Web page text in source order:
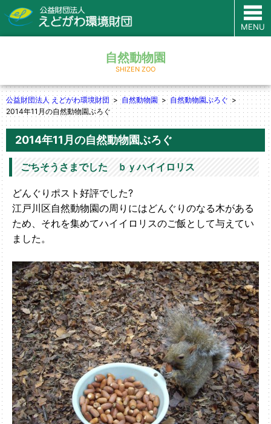
MENU
自然動物園
SHIZEN ZOO
公益財団法人 えどがわ環境財団 自然動物園
自然動物園ぶろぐ
2014年11月の自然動物園ぶろぐ
2014年11月の自然動物園ぶろぐ
ごちそうさまでした ｂｙハイイロリス
どんぐりポスト好評でした?
江戸川区自然動物園の周りにはどんぐりのなる木がある
ため、それを集めてハイイロリスのご飯として与えてい
ました。